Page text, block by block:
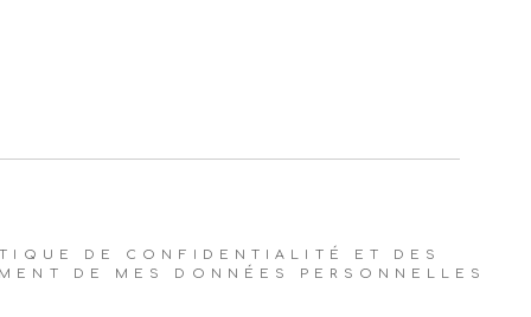
DE CONFIDENTIALITÉ ET DES
DE MES DONNÉES PERSONNELLES